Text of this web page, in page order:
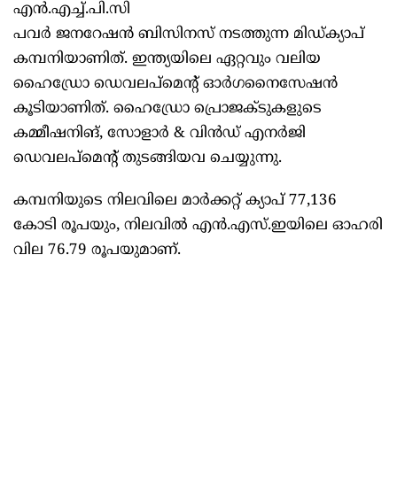
എൻ.എച്ച്.പി.സി
പവർ ജനറേഷൻ ബിസിനസ് നടത്തുന്ന മിഡ്ക്യാപ്
കമ്പനിയാണിത്. ഇന്ത്യയിലെ ഏറ്റവും വലിയ
ഹൈഡ്രോ ഡെവലപ്മെന്റ് ഓർഗനൈസേഷൻ
കൂടിയാണിത്. ഹൈഡ്രോ പ്രൊജക്ടുകളുടെ
കമ്മീഷനിങ്, സോളാർ & വിൻഡ് എനർജി
ഡെവലപ്മെന്റ് തുടങ്ങിയവ ചെയ്യുന്നു.
കമ്പനിയുടെ നിലവിലെ മാർക്കറ്റ് ക്യാപ് 77,136
കോടി രൂപയും, നിലവിൽ എൻ.എസ്.ഇയിലെ ഓഹരി
വില 76.79 രൂപയുമാണ്.